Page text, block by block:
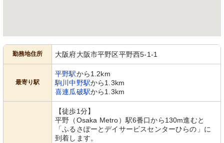
勤務地住所 大阪府大阪市平野区平野西5-1-1
最寄り駅
平野駅から1.2km
駒川中野駅から1.3km
喜連瓜破駅から1.3km
【徒歩1分】
平野（Osaka Metro）駅6番口から130m進むと
「ふるさぽーとデイサービスセンターひらの」に
到着します。